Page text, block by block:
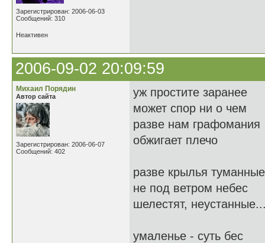
Зарегистрирован: 2006-06-03
Сообщений: 310
Неактивен
2006-09-02 20:09:59
Михаил Порядин
Автор сайта
Зарегистрирован: 2006-06-07
Сообщений: 402
уж простите заранее
может спор ни о чем
разве нам графомания
обжигает плечо
разве крылья туманные
не под ветром небес
шелестят,
умаленье - суть бес